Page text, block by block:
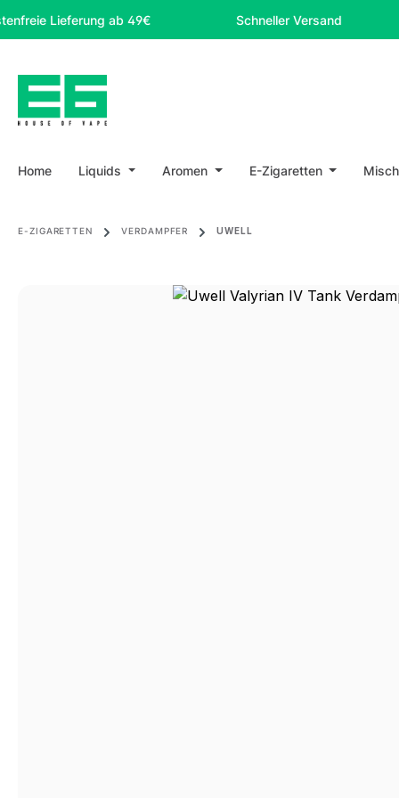
Hauptinhalt springen
Zur Suche springen
Zur Hauptnavigation springen
ab 49€ Schneller Versand
Home Liquids Aromen E-Zigaretten
E-ZIGARETTEN VERDAMPFER UWELL
Bildergalerie überspringen